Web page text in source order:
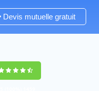
Devis mutuelle gratuit